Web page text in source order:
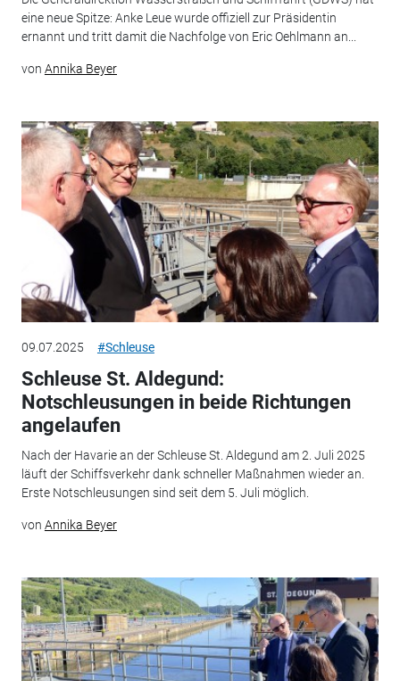
eine neue Spitze: Anke Leue wurde offiziell zur Präsidentin
ernannt und tritt damit die Nachfolge von Eric Oehlmann an...
von Annika Beyer
09.07.2025 #Schleuse
Schleuse St. Aldegund:
Notschleusungen in beide Richtungen
angelaufen
Nach der Havarie an der Schleuse St. Aldegund am 2. Juli 2025
läuft der Schiffsverkehr dank schneller Maßnahmen wieder an.
Erste Notschleusungen sind seit dem 5. Juli möglich.
von Annika Beyer